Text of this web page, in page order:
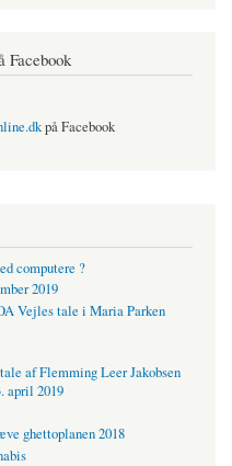
Facebook
på Facebook
computere ?
2019
Vejles tale i Maria Parken
af Flemming Leer Jakobsen
april 2019
ghettoplanen 2018